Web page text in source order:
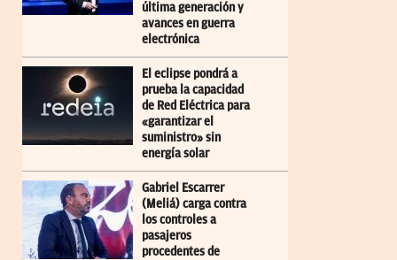
última generación y
avances en guerra
electrónica
El eclipse pondrá a
prueba la capacidad
de Red Eléctrica para
«garantizar el
suministro» sin
energía solar
Gabriel Escarrer
(Meliá) carga contra
los controles a
pasajeros
procedentes de